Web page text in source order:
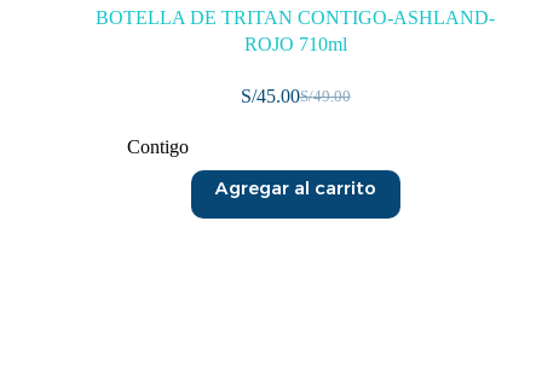
BOTELLA DE TRITAN CONTIGO-ASHLAND-
ROJO 710ml
S/49.00
S/45.00
Contigo
Agregar al carrito